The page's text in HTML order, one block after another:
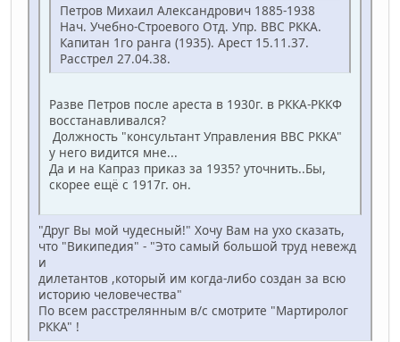
Петров Михаил Александрович 1885-1938
Нач. Учебно-Строевого Отд. Упр. ВВС РККА.
Капитан 1го ранга (1935). Арест 15.11.37.
Расстрел 27.04.38.
Разве Петров после ареста в 1930г. в РККА-РККФ
восстанавливался?
Должность "консультант Управления ВВС РККА"
у него видится мне...
Да и на Капраз приказ за 1935? уточнить..Бы,
скорее ещё с 1917г. он.
"Друг Вы мой чудесный!" Хочу Вам на ухо сказать,
что "Википедия" - "Это самый большой труд невежд
и
дилетантов ,который им когда-либо создан за всю
историю человечества"
По всем расстрелянным в/с смотрите "Мартиролог
РККА" !